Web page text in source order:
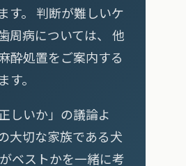
す。 判断が難しいケ
周病については、 他
酔処置をご案内する
す。
しいか」の議論よ
大切な家族である犬
ベストかを一緒に考